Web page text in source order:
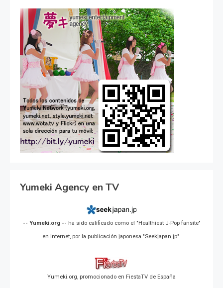
Yumeki Agency en TV
-- Yumeki.org -- ha sido calificado como el "Healthiest J-Pop fansite"
en Internet, por la publicación japonesa "Seekjapan.jp".
Yumeki.org, promocionado en FiestaTV de España